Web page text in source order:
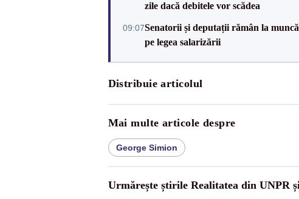
zile dacă debitele vor scădea
09:07Senatorii și deputații rămân la
pe legea salarizării
Distribuie articolul
Mai multe articole despre
George Simion
Urmărește știrile Realitatea din UNPR